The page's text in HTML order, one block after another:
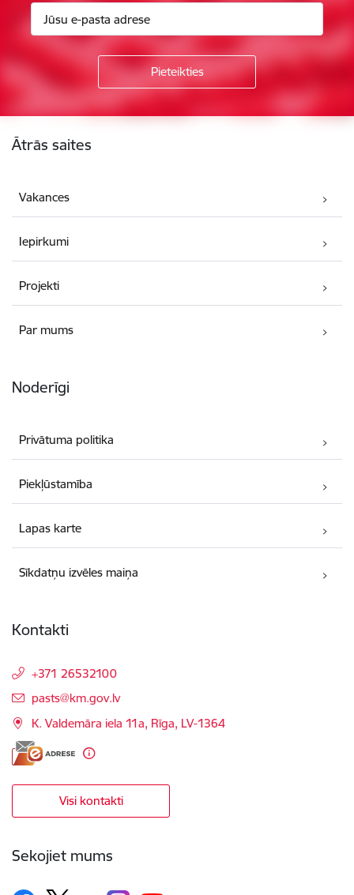
Ātrās saites
Vakances
Iepirkumi
Projekti
Par mums
Noderīgi
Privātuma politika
Piekļūstamība
Lapas karte
Sīkdatņu izvēles maiņa
Kontakti
+371 26532100
E-pasts:
pasts@km.gov.lv
K. Valdemāra iela 11a, Rīga, LV-1364
Visi kontakti
Sekojiet mums